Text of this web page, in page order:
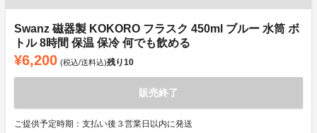
Swanz 磁器製 KOKORO フラスク 450ml ブルー 水筒 ボ
トル 8時間 保温 保冷 何でも飲める
¥6,200 (税込/送料込)残り10
販売終了
ご提供予定時期：支払い後３営業日以内に発送